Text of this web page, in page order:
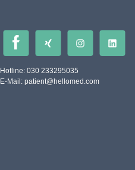
Hotline: 030 233295035
E-Mail: patient@hellomed.com